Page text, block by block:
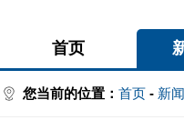
首页
您当前的位置： 首页 - 新